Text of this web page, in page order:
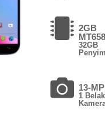
2GB
32GB
13-MP
1